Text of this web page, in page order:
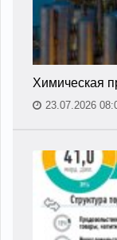
Химическая
23.07.2026